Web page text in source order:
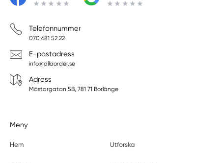
Telefonnummer
070 681 52 22
E-postadress
info@allaorder.se
Adress
Mästargatan 5B, 781 71 Borlänge
Meny
Hem Utforska